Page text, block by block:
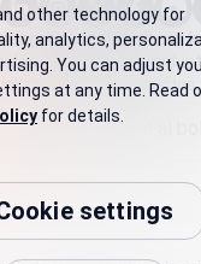
conectado con
historias de la
de productos
Suscríbase al
other technology for
analytics,
You can adjust
at any time. Read
for details.
settings